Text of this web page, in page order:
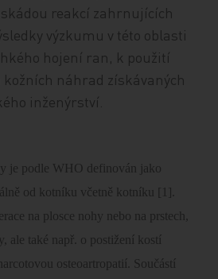
reakcí zahrnujících
výzkumu v této oblasti
hojení ran, k použití
náhrad získávaných
inženýrství.
je podle WHO definován jako
od kotníku včetně kotníku [1].
na plosce nohy nebo na prstech,
ale také např. o postižení kostí
osteoartropatií. Součástí